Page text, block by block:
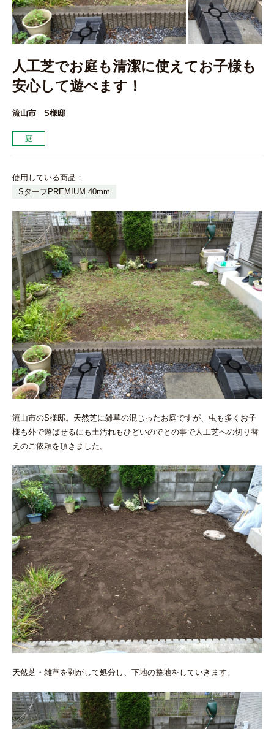
人工芝でお庭も清潔に使えてお子様も
安心して遊べます！
流山市 S様邸
庭
使用している商品：
SターフPREMIUM 40mm
流山市のS様邸。天然芝に雑草の混じったお庭ですが、虫も多くお子
様も外で遊ばせるにも土汚れもひどいのでとの事で人工芝への切り替
えのご依頼を頂きました。
天然芝・雑草を剥がして処分し、下地の整地をしていきます。